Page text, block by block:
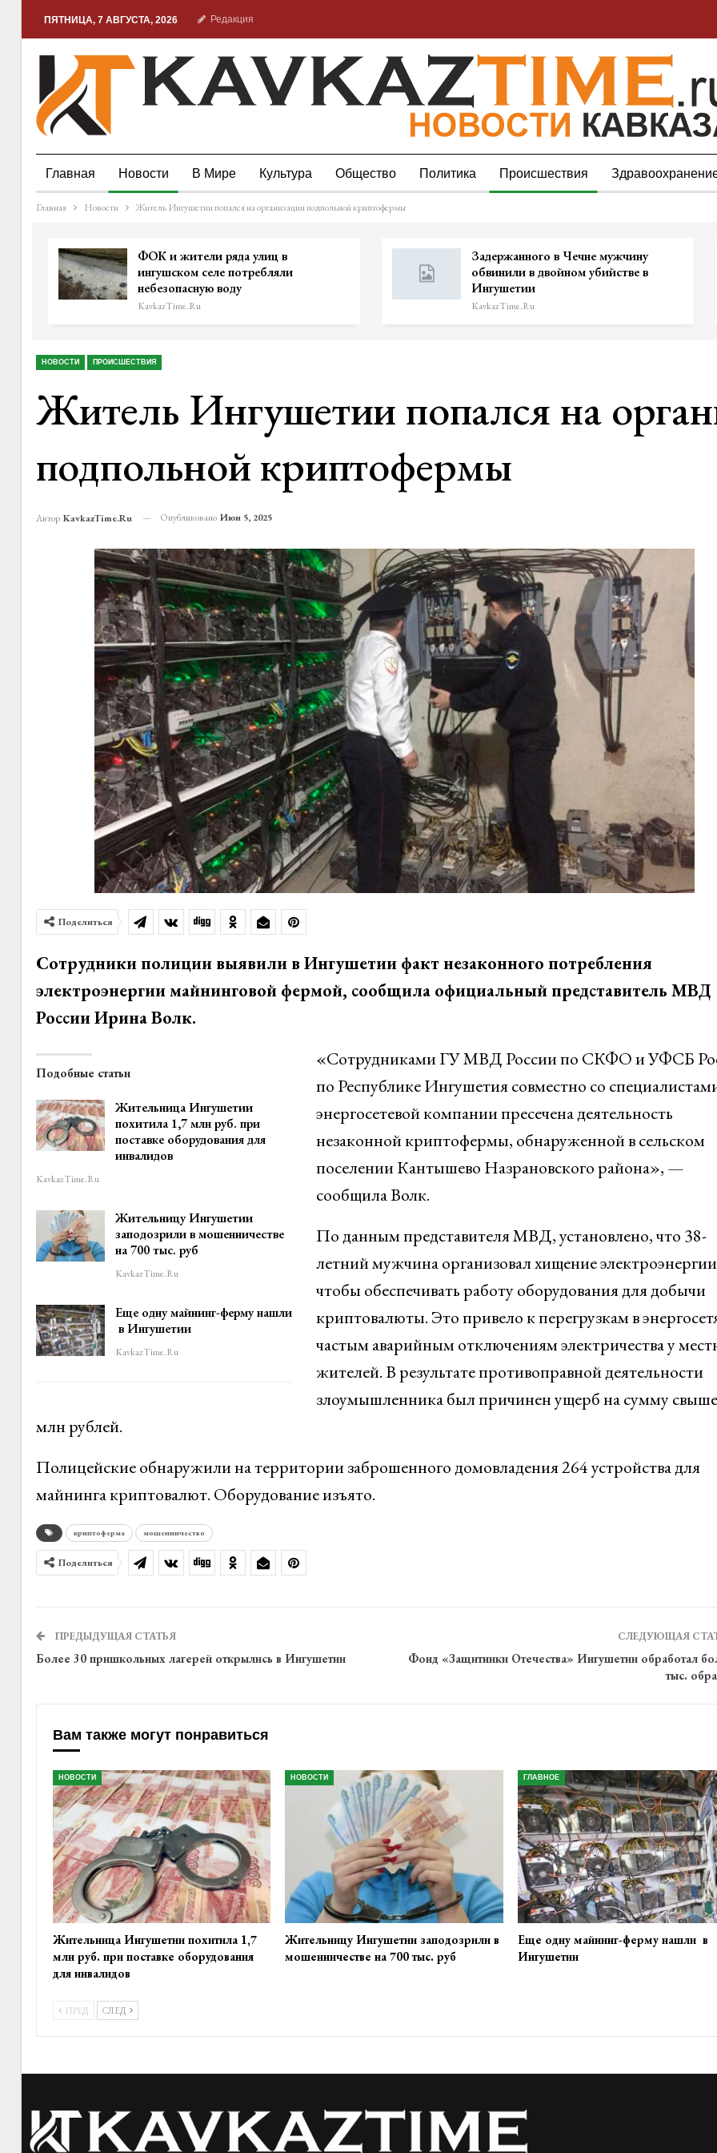
ПЯТНИЦА, 7 АВГУСТА, 2026 Редакция
Главная Новости В Мире Культура Общество Политика Происшествия
Главная Новости Житель Ингушетии попался на организации подпольной криптофермы
ФОК и жители ряда улиц в
ингушском селе потребляли
небезопасную воду
KavkazTime.ru
Задержанного в Чечне мужчину
обвинили в двойном убийстве в
Ингушетии
KavkazTime.ru
НОВОСТИ ПРОИСШЕСТВИЯ
Житель Ингушетии попался на
подпольной криптофермы
Автор KavkazTime.ru Опубликовано Июн 5, 2025
Поделиться
Сотрудники полиции выявили в Ингушетии факт незаконного потребления
электроэнергии майнинговой фермой, сообщила официальный представитель МВД
России Ирина Волк.
Подобные статьи
Жительница Ингушетии
похитила 1,7 млн руб. при
поставке оборудования для
инвалидов
KavkazTime.ru
Жительницу Ингушетии
заподозрили в мошенничестве
на 700 тыс. руб
KavkazTime.ru
Еще одну майнинг-ферму нашли
в Ингушетии
KavkazTime.ru
«Сотрудниками ГУ МВД России по СКФО и УФСБ
по Республике Ингушетия совместно со
энергосетевой компании пресечена деятельность
незаконной криптофермы, обнаруженной в сельском
поселении Кантышево Назрановского района», —
сообщила Волк.
По данным представителя МВД, установлено, что 38-
летний мужчина организовал хищение
чтобы обеспечивать работу оборудования для добычи
криптовалюты. Это привело к перегрузкам в
частым аварийным отключениям электричества у
жителей. В результате противоправной деятельности
злоумышленника был причинен ущерб на сумму
млн рублей.
Полицейские обнаружили на территории заброшенного домовладения 264 устройства для
майнинга криптовалют. Оборудование изъято.
криптоферма мошенничество
Поделиться
ПРЕДЫДУЩАЯ СТАТЬЯ
Более 30 пришкольных лагерей открылись в Ингушетии
СЛЕДУЮЩАЯ
Фонд «Защитники Отечества» Ингушетии обработал
тыс.
Вам также могут понравиться
НОВОСТИ
Жительница Ингушетии похитила 1,7
млн руб. при поставке оборудования
для инвалидов
НОВОСТИ
Жительницу Ингушетии заподозрили в
мошенничестве на 700 тыс. руб
ГЛАВНОЕ
Еще одну майнинг-ферму нашли в
Ингушетии
ПРЕД СЛЕД